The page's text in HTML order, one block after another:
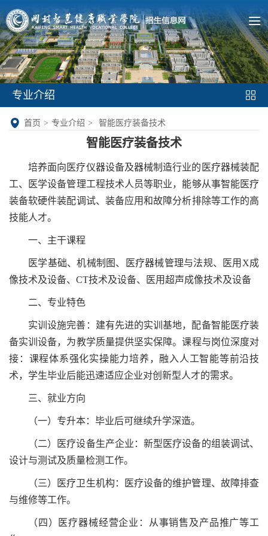
专业介绍
首页 > 专业介绍 > 智能医疗装备技术
智能医疗装备技术
培养面向医疗仪器设备及器械制造行业的医疗器械装配
工、医学设备管理工程技术人员等职业，能够从事智能医疗
装备软硬件装配调试、装备应用和故障分析排除等工作的高
技能人才。
一、主干课程
医学基础、机械制图、医疗器械管理与法规、医用X成
像技术及设备、CT技术及设备、医用超声成像技术及设备
二、专业特色
实训设施完善：建有先进的实训基地，配备智能医疗装
备实训设备，为教学质量提供坚实保障。课程与岗位深度对
接：课程体系强化实操能力培养，融入人工智能等前沿技
术，学生毕业后能迅速适应企业对创新型人才的需求。
三、就业方向
（一）专升本：毕业后可继续升学深造。
（二）医疗设备生产企业：新型医疗设备的组装调试、
设计与测试及质量检测工作。
（三）医疗卫生机构：医疗设备的维护管理、故障排查
与维修等工作。
（四）医疗器械经营企业：从事销售及产品推广等工